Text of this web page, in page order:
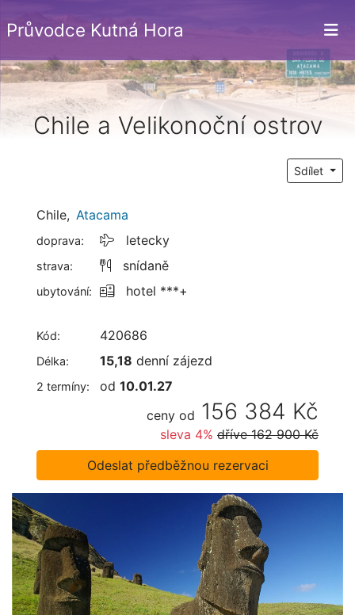
Průvodce Kutná Hora
Chile a Velikonoční ostrov
Sdílet
Chile, Atacama
doprava: letecky
strava: snídaně
ubytování: hotel ***+
Kód: 420686
Délka: 15,18 denní zájezd
2 termíny: od 10.01.27
ceny od 156 384 Kč
sleva 4% dříve162 900 Kč
Odeslat předběžnou rezervaci